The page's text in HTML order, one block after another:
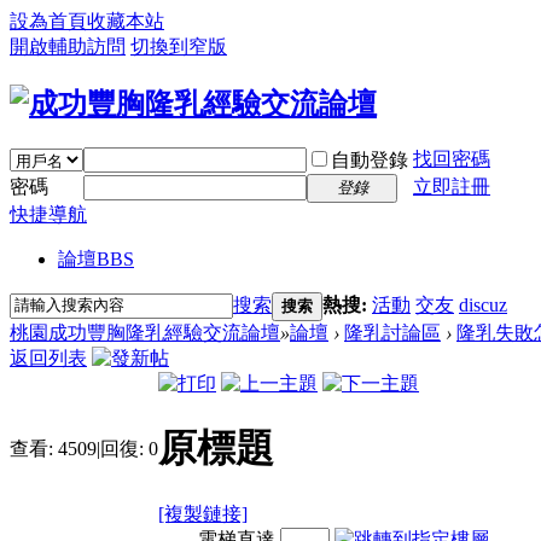
設為首頁收藏本站
開啟輔助訪問 切換到窄版
自動登錄 找回密碼
密碼
登錄
立即註冊
快捷導航
論壇BBS
搜索 搜索 熱搜: 活動 交友 discuz
桃園成功豐胸隆乳經驗交流論壇»論壇 › 隆乳討論區 › 隆乳失敗
返回列表
查看: 4509|回復: 0原標題
[複製鏈接]